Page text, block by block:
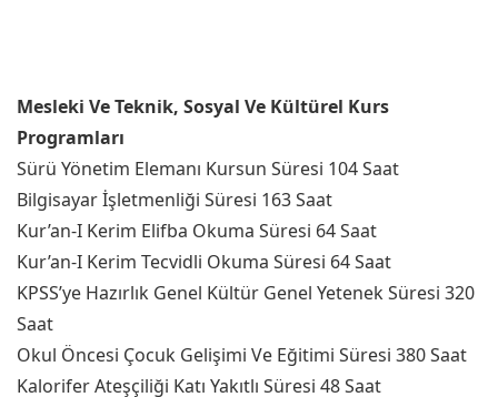
Mesleki Ve Teknik, Sosyal Ve Kültürel Kurs
Programları
Sürü Yönetim Elemanı Kursun Süresi 104 Saat
Bilgisayar İşletmenliği Süresi 163 Saat
Kur’an-I Kerim Elifba Okuma Süresi 64 Saat
Kur’an-I Kerim Tecvidli Okuma Süresi 64 Saat
KPSS’ye Hazırlık Genel Kültür Genel Yetenek Süresi 320
Saat
Okul Öncesi Çocuk Gelişimi Ve Eğitimi Süresi 380 Saat
Kalorifer Ateşçiliği Katı Yakıtlı Süresi 48 Saat